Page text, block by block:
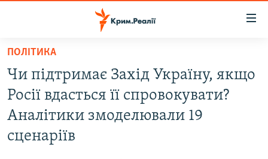
Перейти
основного
матеріалу
Перейти
до
основної
ВОДА.КРИМ
ВІДЕО ТА ФОТО
ПОЛІТИКА
ПОЛІТИКА
Чи підтримає Захід Україну, якщо
Росії вдасться її спровокувати?
Аналітики змоделювали 19
сценаріїв